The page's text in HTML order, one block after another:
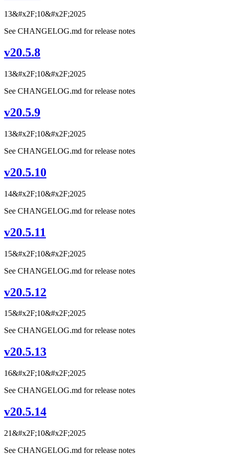
13&#x2F;10&#x2F;2025
See CHANGELOG.md for release notes
v20.5.8
13&#x2F;10&#x2F;2025
See CHANGELOG.md for release notes
v20.5.9
13&#x2F;10&#x2F;2025
See CHANGELOG.md for release notes
v20.5.10
14&#x2F;10&#x2F;2025
See CHANGELOG.md for release notes
v20.5.11
15&#x2F;10&#x2F;2025
See CHANGELOG.md for release notes
v20.5.12
15&#x2F;10&#x2F;2025
See CHANGELOG.md for release notes
v20.5.13
16&#x2F;10&#x2F;2025
See CHANGELOG.md for release notes
v20.5.14
21&#x2F;10&#x2F;2025
See CHANGELOG.md for release notes